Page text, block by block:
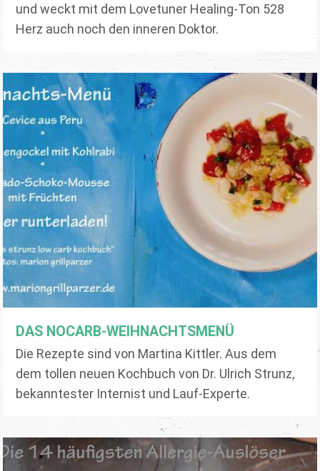
und weckt mit dem Lovetuner Healing-Ton 528
Herz auch noch den inneren Doktor.
DAS NOCARB-WEIHNACHTSMENÜ
Die Rezepte sind von Martina Kittler. Aus dem
dem tollen neuen Kochbuch von Dr. Ulrich Strunz,
bekanntester Internist und Lauf-Experte.